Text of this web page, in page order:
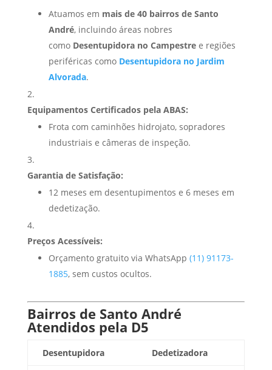
Atuamos em mais de 40 bairros de Santo
André, incluindo áreas nobres
como Desentupidora no Campestree regiões
periféricas como Desentupidora no Jardim
Alvorada.
Equipamentos Certificados pela ABAS:
Frota com caminhões hidrojato, sopradores
industriais e câmeras de inspeção.
Garantia de Satisfação:
12 meses em desentupimentos e 6 meses em
dedetização.
Preços Acessíveis:
Orçamento gratuito via WhatsApp (11) 91173-
1885, sem custos ocultos.
Bairros de Santo André
Atendidos pela D5
Desentupidora Dedetizadora